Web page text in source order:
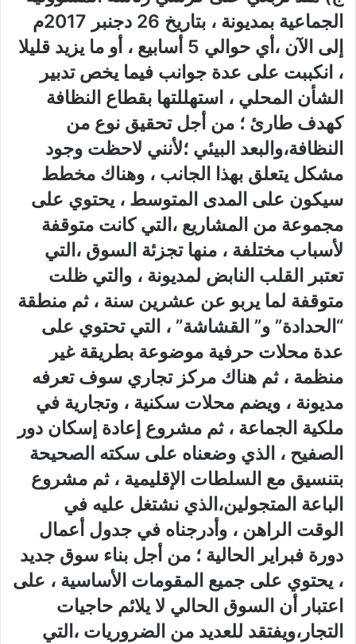
الجماعية بمديونة ، بتاريخ 26 دجنبر 2017م
إلى الآن ،أي حوالي 5 أسابيع ، أو ما يزيد قليلا
، انكببت على عدة جوانب فيما يخص تدبير
الشأن المحلي ، استهللتها بقطاع النظافة
كهدف طارئ ؛ من أجل تحقيق نوع من
النظافة،والبعد البيئي ؛لأنني لاحظت وجود
مشكل يتعلق بهذا الجانب ، وهناك مخطط
سيكون على المدى المتوسط ، يحتوي على
مجموعة من المشاريع ،التي كانت متوقفة
لأسباب مختلفة ، منها تجزئة السوق ،التي
تعتبر القلب النابض لمديونة ، والتي ظلت
متوقفة لما يربو عن عشرين سنة ، ثم منطقة
“الحدادة” و” القشاشة” ، التي تحتوي على
عدة محلات حرفية موضوعة بطريقة غير
منظمة ، ثم هناك مركز تجاري سوف تعرفه
مديونة ، ويضم محلات سكنية ، وتجارية في
ملكية الجماعة ، ثم مشروع إعادة إسكان دور
الصفيح ، الذي وضعناه على سكته الصحيحة
بتنسيق مع السلطات الإقليمية ، ثم مشروع
الباعة المتجولين،الذي نشتغل عليه في
الوقت الراهن ، وأدرجناه في جدول أعمال
دورة فبراير الحالية ؛ من أجل بناء سوق جديد
، يحتوي على جميع المقومات الأساسية ، على
اعتبار أن السوق الحالي لا يلائم حاجيات
التجار،ويفتقد للعديد من الضروريات ،التي